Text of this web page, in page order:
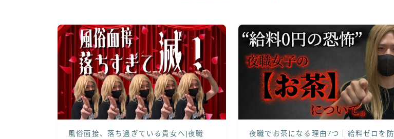
風俗面接、落ち過ぎている貴女へ|夜職
夜職でお茶になる理由7つ｜給料ゼロを防